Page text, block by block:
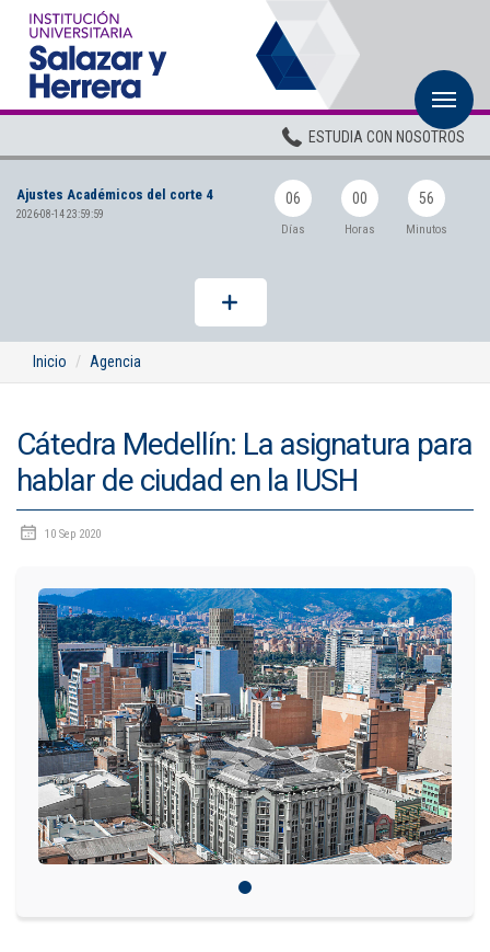
ESTUDIA CON NOSOTROS
Ajustes Académicos del corte 4
2026-08-14 23:59:59
06
Días
00
Horas
56
Minutos
Inicio Agencia
Cátedra Medellín: La asignatura para
hablar de ciudad en la IUSH
10 Sep 2020
Pregrados
Planta Docente
ADMISIONES
BIENESTAR
Centros
BIBLIOTECA
Pastoral
CARTERA
Inscripciones
Estudiantes
Egresados
Docentes
Campus virtual